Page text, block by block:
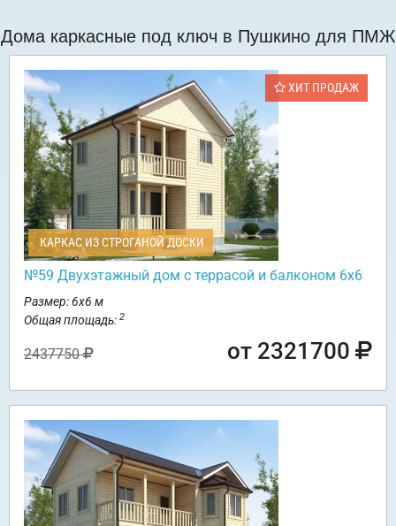
Дома каркасные под ключ в Пушкино для ПМЖ
ХИТ ПРОДАЖ
КАРКАС ИЗ СТРОГАНОЙ ДОСКИ
№59 Двухэтажный дом с террасой и балконом 6х6
Размер: 6х6 м
Общая площадь: 2
2437750 от 2321700